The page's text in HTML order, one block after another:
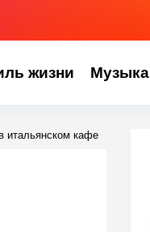
жизни Музыка
итальянском кафе